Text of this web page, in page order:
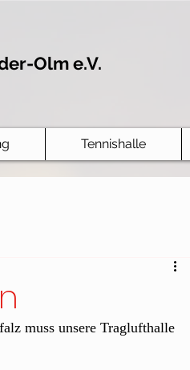
Olm e.V.
Tennishalle
muss unsere Traglufthalle